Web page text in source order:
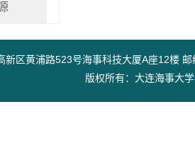
新区黄浦路523号海事科技大厦A座12楼
版权所有：大连海事大